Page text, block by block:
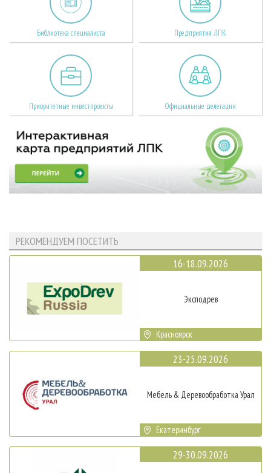
Библиотека специалиста Предприятия ЛПК
Приоритетные инвестпроекты Официальные делегации
РЕКОМЕНДУЕМ ПОСЕТИТЬ
16-18.09.2026
Эксподрев
Красноярск
23-25.09.2026
Мебель & Деревообработка Урал
Екатеринбург
29-30.09.2026